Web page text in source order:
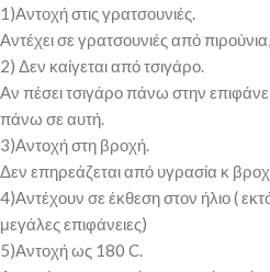
1)Αντοχή στις γρατσουνιές.
Αντέχει σε γρατσουνιές από
2) Δεν καίγεται από τσιγάρο.
Αν πέσει τσιγάρο πάνω στην
πάνω σε αυτή.
3)Αντοχή στη βροχή.
Δεν επηρεάζεται από υγρασία κ
4)Αντέχουν σε έκθεση στον ήλιο (
μεγάλες επιφάνειες)
5)Αντοχή ως 180 C.